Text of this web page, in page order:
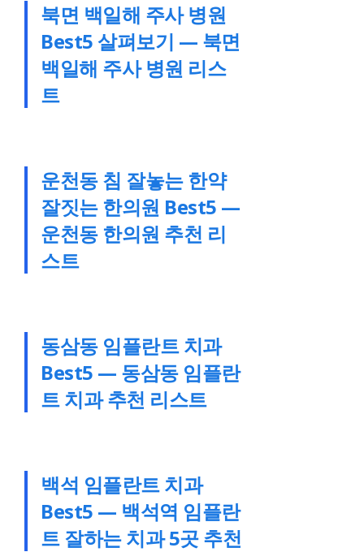
북면 백일해 주사 병원
Best5 살펴보기 — 북면
백일해 주사 병원 리스
트
운천동 침 잘놓는 한약
잘짓는 한의원 Best5 —
운천동 한의원 추천 리
스트
동삼동 임플란트 치과
Best5 — 동삼동 임플란
트 치과 추천 리스트
백석 임플란트 치과
Best5 — 백석역 임플란
트 잘하는 치과 5곳 추천